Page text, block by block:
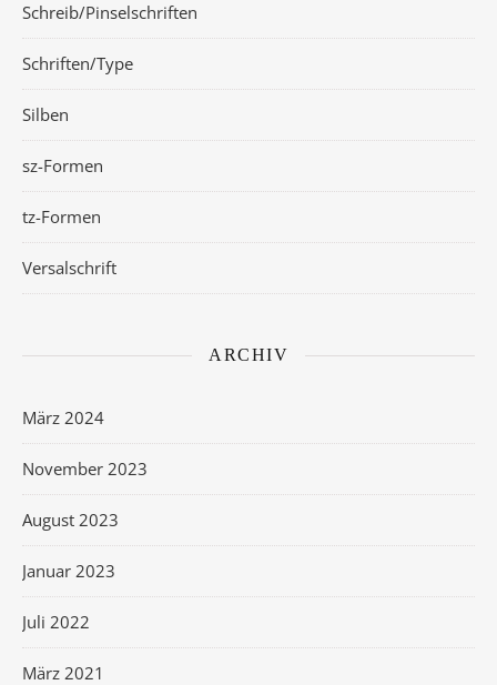
Schreib/Pinselschriften
Schriften/Type
Silben
sz-Formen
tz-Formen
Versalschrift
ARCHIV
März 2024
November 2023
August 2023
Januar 2023
Juli 2022
März 2021